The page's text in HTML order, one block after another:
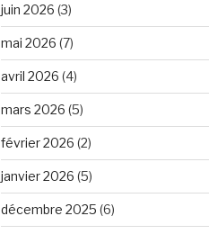
juin 2026 (3)
mai 2026 (7)
avril 2026 (4)
mars 2026 (5)
février 2026 (2)
janvier 2026 (5)
décembre 2025 (6)